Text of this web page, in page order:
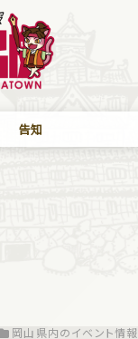
告知
岡山県内のイベント情報